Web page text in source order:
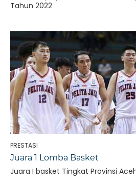
Tahun 2022
PRESTASI
Juara 1 Lomba Basket
Juara I basket Tingkat Provinsi